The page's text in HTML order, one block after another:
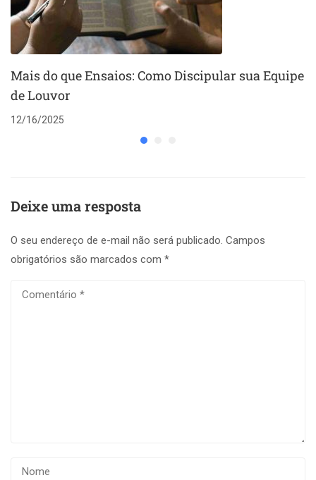
Mais do que Ensaios: Como Discipular sua Equipe
de Louvor
12/16/2025
Deixe uma resposta
O seu endereço de e-mail não será publicado. Campos
obrigatórios são marcados com *